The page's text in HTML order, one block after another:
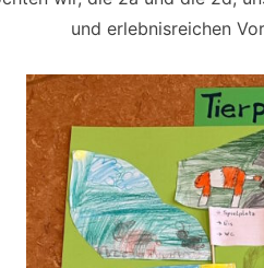
und erlebnisreichen